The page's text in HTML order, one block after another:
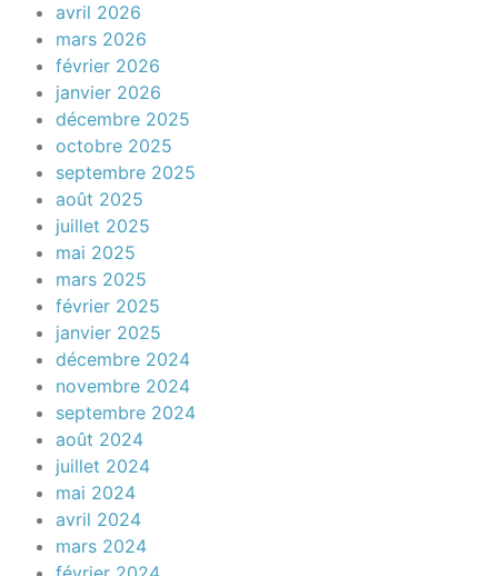
avril 2026
mars 2026
février 2026
janvier 2026
décembre 2025
octobre 2025
septembre 2025
août 2025
juillet 2025
mai 2025
mars 2025
février 2025
janvier 2025
décembre 2024
novembre 2024
septembre 2024
août 2024
juillet 2024
mai 2024
avril 2024
mars 2024